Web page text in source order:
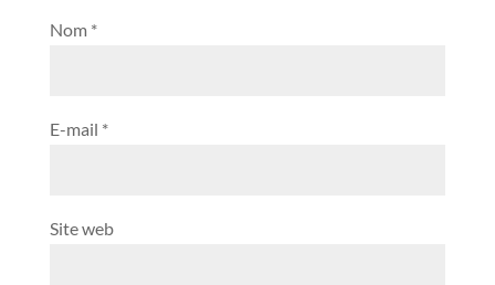
Nom *
E-mail *
Site web